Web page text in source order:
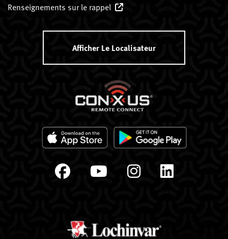
Renseignements sur le rappel
Afficher Le Localisateur